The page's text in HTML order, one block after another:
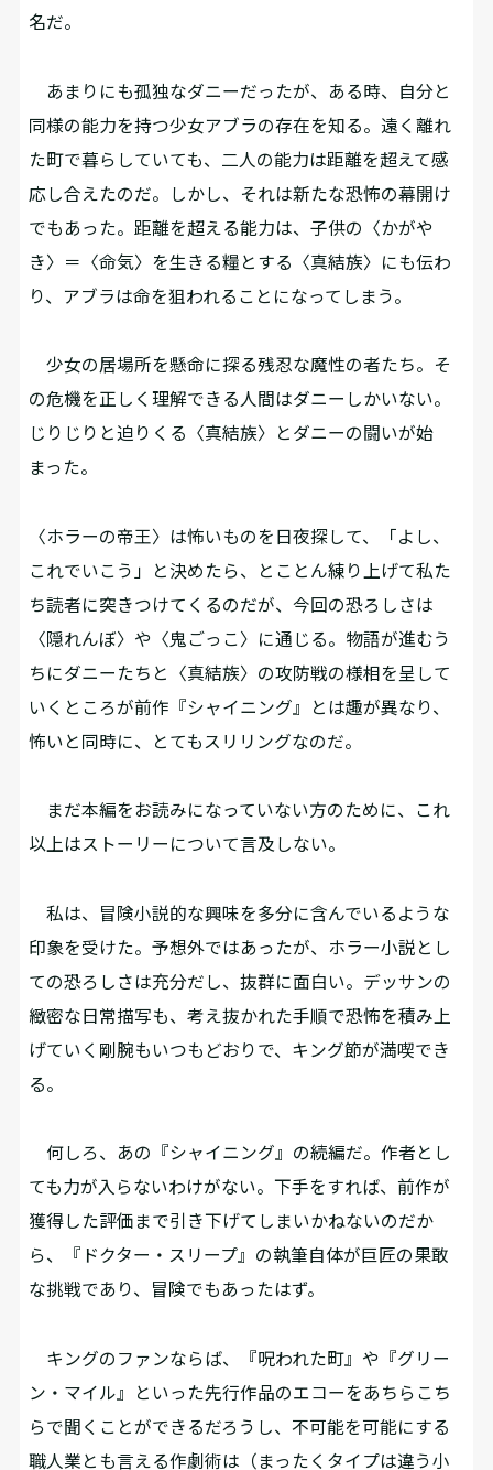
名だ。
あまりにも孤独なダニーだったが、ある時、自分と
同様の能力を持つ少女アブラの存在を知る。遠く離れ
た町で暮らしていても、二人の能力は距離を超えて感
応し合えたのだ。しかし、それは新たな恐怖の幕開け
でもあった。距離を超える能力は、子供の〈かがや
き〉＝〈命気〉を生きる糧とする〈真結族〉にも伝わ
り、アブラは命を狙われることになってしまう。
少女の居場所を懸命に探る残忍な魔性の者たち。そ
の危機を正しく理解できる人間はダニーしかいない。
じりじりと迫りくる〈真結族〉とダニーの闘いが始
まった。
〈ホラーの帝王〉は怖いものを日夜探して、「よし、
これでいこう」と決めたら、とことん練り上げて私た
ち読者に突きつけてくるのだが、今回の恐ろしさは
〈隠れんぼ〉や〈鬼ごっこ〉に通じる。物語が進むう
ちにダニーたちと〈真結族〉の攻防戦の様相を呈して
いくところが前作『シャイニング』とは趣が異なり、
怖いと同時に、とてもスリリングなのだ。
まだ本編をお読みになっていない方のために、これ
以上はストーリーについて言及しない。
私は、冒険小説的な興味を多分に含んでいるような
印象を受けた。予想外ではあったが、ホラー小説とし
ての恐ろしさは充分だし、抜群に面白い。デッサンの
緻密な日常描写も、考え抜かれた手順で恐怖を積み上
げていく剛腕もいつもどおりで、キング節が満喫でき
る。
何しろ、あの『シャイニング』の続編だ。作者とし
ても力が入らないわけがない。下手をすれば、前作が
獲得した評価まで引き下げてしまいかねないのだか
ら、『ドクター・スリープ』の執筆自体が巨匠の果敢
な挑戦であり、冒険でもあったはず。
キングのファンならば、『呪われた町』や『グリー
ン・マイル』といった先行作品のエコーをあちらこち
らで聞くことができるだろうし、不可能を可能にする
職人業とも言える作劇術は（まったくタイプは違う小